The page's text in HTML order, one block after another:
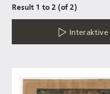
Result 1 to 2 (of 2)
Interaktive